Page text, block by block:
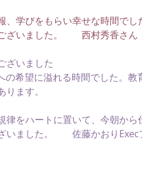
、学びをもらい幸せな時間でし
ざいました。　　西村秀香さん
ざいました
の希望に溢れる時間でした。
あります。
律をハートに置いて、今朝から
いました。　　佐藤かおり